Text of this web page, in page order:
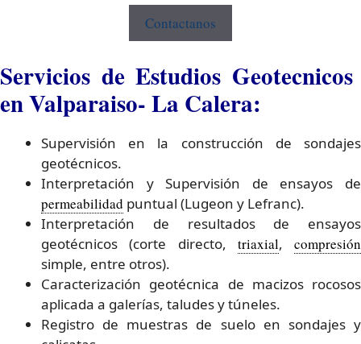
Contactanos
Servicios de Estudios Geotecnicos
en Valparaiso- La Calera:
Supervisión en la construcción de sondajes
geotécnicos.
Interpretación y Supervisión de ensayos de
permeabilidad puntual (Lugeon y Lefranc).
Interpretación de resultados de ensayos
geotécnicos (corte directo, triaxial, compresión
simple, entre otros).
Caracterización geotécnica de macizos rocosos
aplicada a galerías, taludes y túneles.
Registro de muestras de suelo en sondajes y